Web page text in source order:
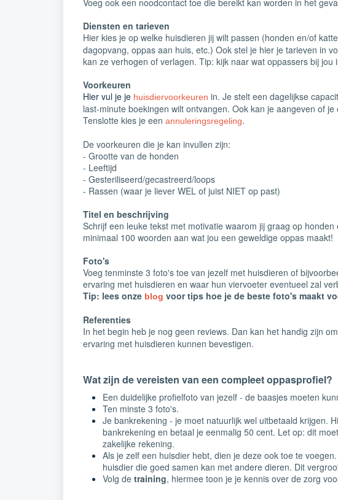
Diensten en tarieven
Hier kies je op welke huisdieren jij wilt passen (honden en/of
dagopvang, oppas aan huis, etc.) Ook stel je hier je tarieven in
kan ze verhogen of verlagen. Tip: kijk naar wat oppassers bij
Voorkeuren
Hier vul je je huisdiervoorkeuren in. Je stelt een dagelijkse
last-minute boekingen wilt ontvangen. Ook kan je aangeven of
Tenslotte kies je een annuleringsregeling.
De voorkeuren die je kan invullen zijn:
- Grootte van de honden
- Leeftijd
- Gesteriliseerd/gecastreerd/loops
- Rassen (waar je liever WEL of juist NIET op past)
Titel en beschrijving
Schrijf een leuke tekst met motivatie waarom jij graag op
minimaal 100 woorden aan wat jou een geweldige oppas maakt!
Foto's
Voeg tenminste 3 foto's toe van jezelf met huisdieren of
ervaring met huisdieren en waar hun viervoeter eventueel zal
Tip: lees onze blog voor tips hoe je de beste foto's maakt
Referenties
In het begin heb je nog geen reviews. Dan kan het handig zijn om
ervaring met huisdieren kunnen bevestigen.
Wat zijn de vereisten van een compleet oppasprofiel?
Een duidelijke profielfoto van jezelf - de baasjes moeten
Ten minste 3 foto's.
Je bankrekening - je moet natuurlijk wel uitbetaald krijgen.
bankrekening en betaal je eenmalig 50 cent. Let op: dit
zakelijke rekening.
Als je zelf een huisdier hebt, dien je deze ook toe te
huisdier die goed samen kan met andere dieren. Dit
Volg de training, hiermee toon je je kennis over de zorg